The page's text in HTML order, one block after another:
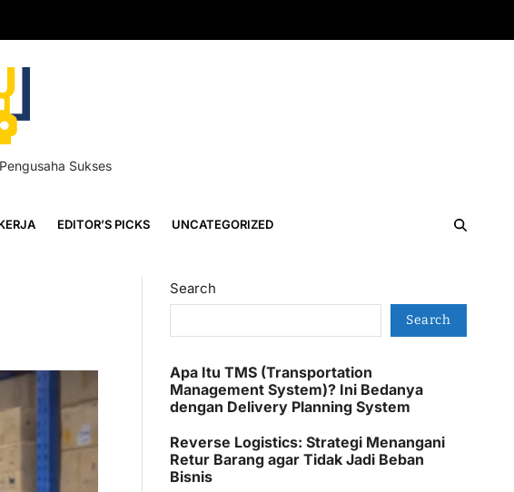
Sukses
EDITOR’S PICKS UNCATEGORIZED
Search
Search
Apa Itu TMS (Transportation
Management System)? Ini Bedanya
dengan Delivery Planning System
Reverse Logistics: Strategi Menangani
Retur Barang agar Tidak Jadi Beban
Bisnis